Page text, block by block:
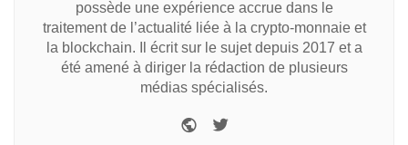
possède une expérience accrue dans le
traitement de l’actualité liée à la crypto-monnaie et
la blockchain. Il écrit sur le sujet depuis 2017 et a
été amené à diriger la rédaction de plusieurs
médias spécialisés.